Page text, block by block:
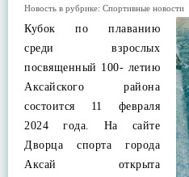
Новость в рубрике: Спортивные новости
Кубок по плаванию
среди взрослых
посвященный 100- летию
Аксайского района
состоится 11 февраля
2024 года. На сайте
Дворца спорта города
Аксай открыта